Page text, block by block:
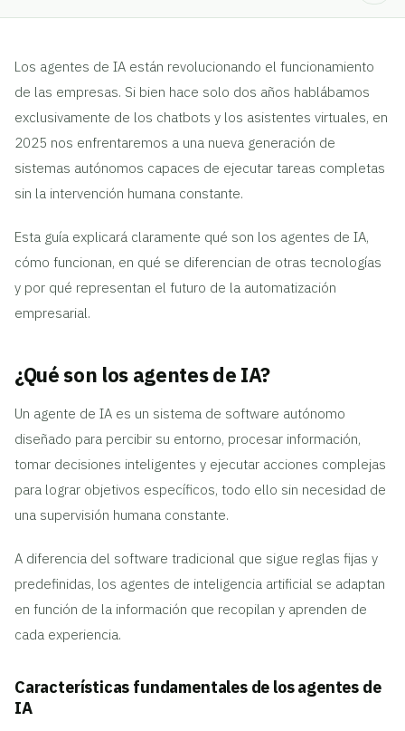
Los agentes de IA están revolucionando el funcionamiento
de las empresas. Si bien hace solo dos años hablábamos
exclusivamente de los chatbots y los asistentes virtuales, en
2025 nos enfrentaremos a una nueva generación de
sistemas autónomos capaces de ejecutar tareas completas
sin la intervención humana constante.
Esta guía explicará claramente qué son los agentes de IA,
cómo funcionan, en qué se diferencian de otras tecnologías
y por qué representan el futuro de la automatización
empresarial.
¿Qué son los agentes de IA?
Un agente de IA es un sistema de software autónomo
diseñado para percibir su entorno, procesar información,
tomar decisiones inteligentes y ejecutar acciones complejas
para lograr objetivos específicos, todo ello sin necesidad de
una supervisión humana constante.
A diferencia del software tradicional que sigue reglas fijas y
predefinidas, los agentes de inteligencia artificial se adaptan
en función de la información que recopilan y aprenden de
cada experiencia.
Características fundamentales de los agentes de
IA